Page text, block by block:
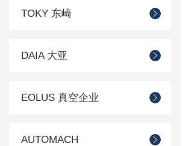
TOKY 东崎
DAIA 大亚
EOLUS 真空企业
AUTOMACH